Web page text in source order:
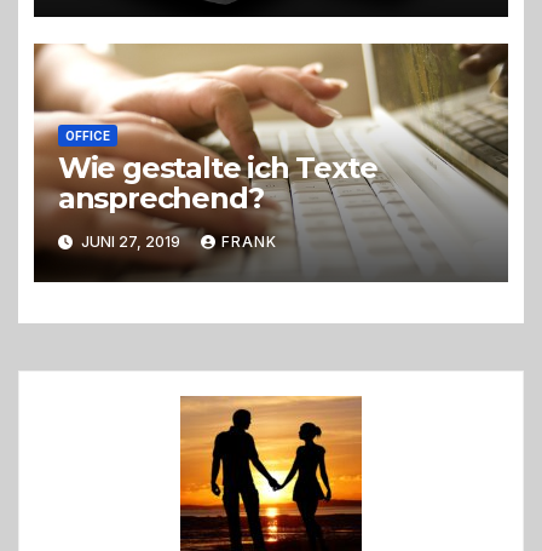
OFFICE
Wie gestalte ich Texte
ansprechend?
JUNI 27, 2019 FRANK